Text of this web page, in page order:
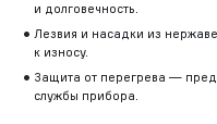
и долговечность.
Лезвия и насадки из
к износу.
Защита от перегрева —
службы прибора.